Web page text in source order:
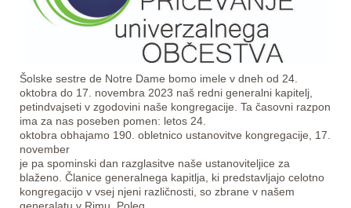
Šolske sestre de Notre Dame bomo imele v dneh od 24.
oktobra do 17. novembra 2023 naš redni generalni kapitelj,
petindvajseti v zgodovini naše kongregacije. Ta časovni razpon
ima za nas poseben pomen: letos 24.
oktobra obhajamo 190. obletnico ustanovitve kongregacije, 17.
november
je pa spominski dan razglasitve naše ustanoviteljice za
blaženo. Članice generalnega kapitlja, ki predstavljajo celotno
kongregacijo v vsej njeni različnosti, so zbrane v našem
generalatu v Rimu. Poleg